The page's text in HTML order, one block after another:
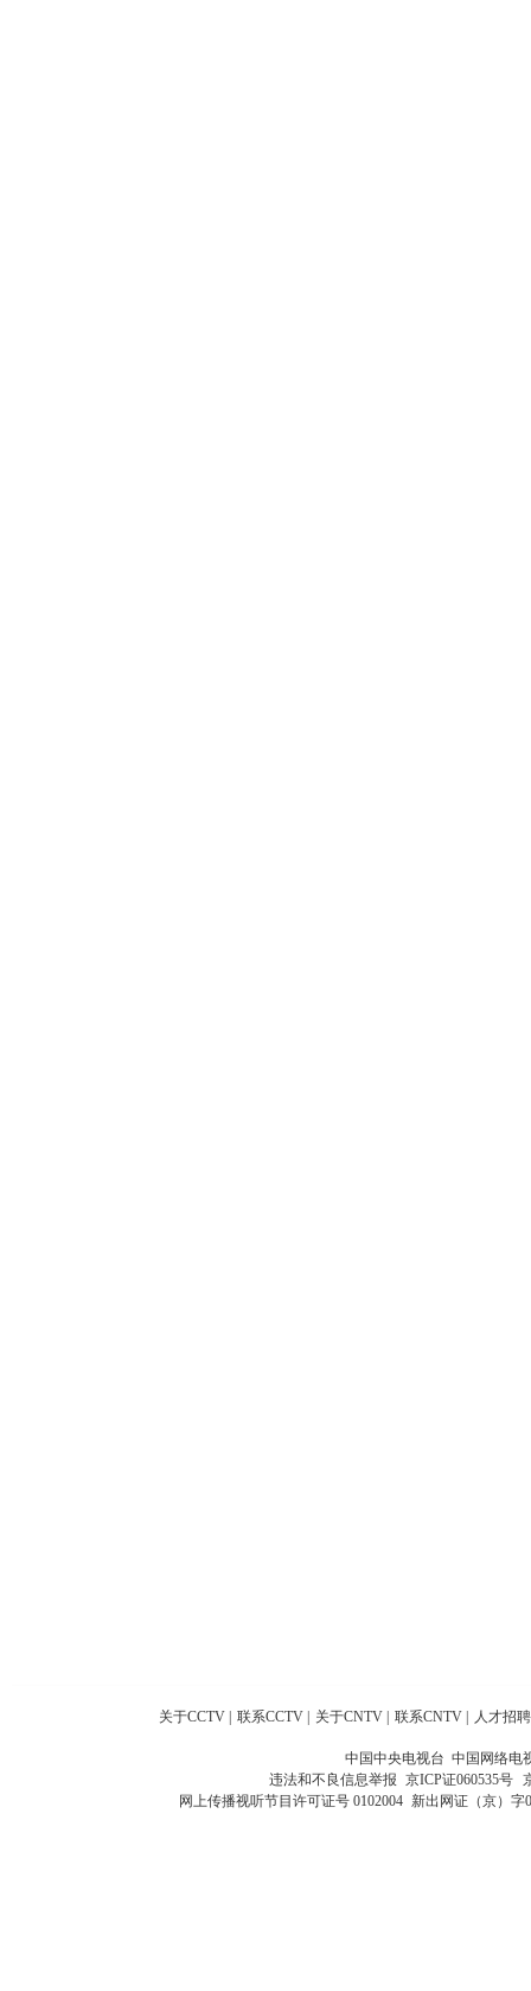
关于CCTV 联系CCTV 关于CNTV 联系CNTV 人才招聘
中国中央电视台 中国网络电
违法和不良信息举报 京ICP证060535号
网上传播视听节目许可证号 0102004 新出网证（京）